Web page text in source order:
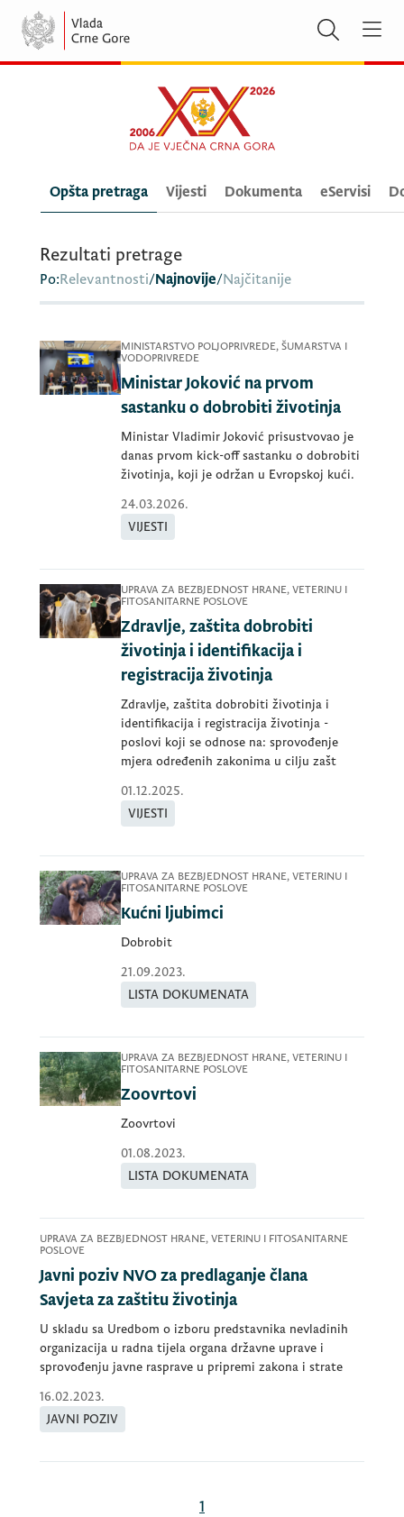
Opšta pretraga Vijesti Dokumenta eServisi
Rezultati pretrage
Po:Relevantnosti/Najnovije/Najčitanije
MINISTARSTVO POLJOPRIVREDE, ŠUMARSTVA I
VODOPRIVREDE
Ministar Joković na prvom
sastanku o dobrobiti životinja
Ministar Vladimir Joković prisustvovao je
danas prvom kick-off sastanku o dobrobiti
životinja, koji je održan u Evropskoj kući.
24.03.2026.
VIJESTI
UPRAVA ZA BEZBJEDNOST HRANE, VETERINU I
FITOSANITARNE POSLOVE
Zdravlje, zaštita dobrobiti
životinja i identifikacija i
registracija životinja
Zdravlje, zaštita dobrobiti životinja i
identifikacija i registracija životinja -
poslovi koji se odnose na: sprovođenje
mjera određenih zakonima u cilju zašt
01.12.2025.
VIJESTI
UPRAVA ZA BEZBJEDNOST HRANE, VETERINU I
FITOSANITARNE POSLOVE
Kućni ljubimci
Dobrobit
21.09.2023.
LISTA DOKUMENATA
UPRAVA ZA BEZBJEDNOST HRANE, VETERINU I
FITOSANITARNE POSLOVE
Zoovrtovi
Zoovrtovi
01.08.2023.
LISTA DOKUMENATA
UPRAVA ZA BEZBJEDNOST HRANE, VETERINU I FITOSANITARNE
POSLOVE
Javni poziv NVO za predlaganje člana
Savjeta za zaštitu životinja
U skladu sa Uredbom o izboru predstavnika nevladinih
organizacija u radna tijela organa državne uprave i
sprovođenju javne rasprave u pripremi zakona i strate
16.02.2023.
JAVNI POZIV
1